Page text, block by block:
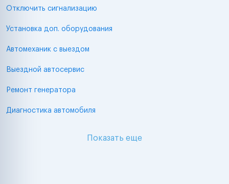
Отключить сигнализацию
Установка доп. оборудования
Автомеханик с выездом
Выездной автосервис
Ремонт генератора
Диагностика автомобиля
Показать еще